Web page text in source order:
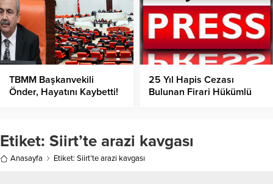
TBMM Başkanvekili
Önder, Hayatını Kaybetti!
25 Yıl Hapis Cezası
Bulunan Firari Hükümlü
Etiket: Siirt’te arazi kavgası
Anasayfa Etiket: Siirt’te arazi kavgası